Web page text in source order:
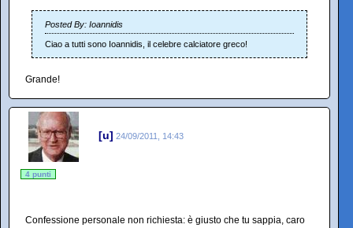
Posted By: Ioannidis
Ciao a tutti sono Ioannidis, il celebre calciatore greco!
Grande!
[u] 24/09/2011, 14:43
4 punti
Confessione personale non richiesta: è giusto che tu sappia, caro